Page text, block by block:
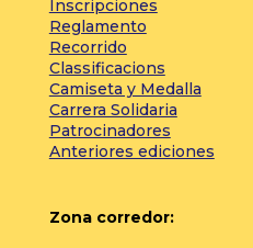
Inscripciones
Reglamento
Recorrido
Classificacions
Camiseta y Medalla
Carrera Solidaria
Patrocinadores
Anteriores ediciones
Zona corredor: